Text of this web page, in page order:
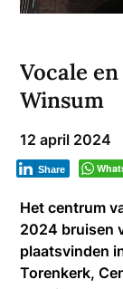
Vocale
Winsum
12 april 2024
Share
Het centrum
2024 bruisen
plaatsvinden
Torenkerk,